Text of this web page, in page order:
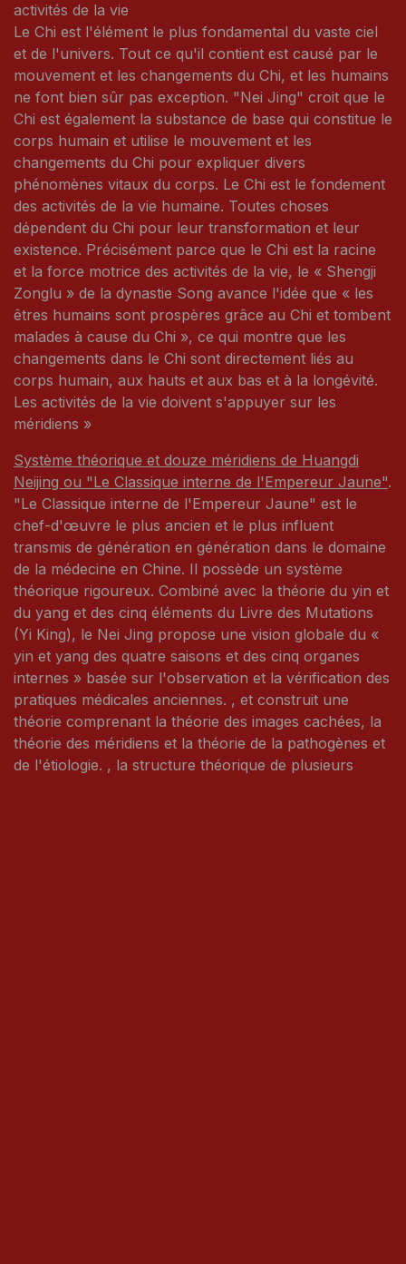
activités de la vie
Le Chi est l'élément le plus fondamental du vaste ciel
et de l'univers. Tout ce qu'il contient est causé par le
mouvement et les changements du Chi, et les humains
ne font bien sûr pas exception. "Nei Jing" croit que le
Chi est également la substance de base qui constitue le
corps humain et utilise le mouvement et les
changements du Chi pour expliquer divers
phénomènes vitaux du corps. Le Chi est le fondement
des activités de la vie humaine. Toutes choses
dépendent du Chi pour leur transformation et leur
existence. Précisément parce que le Chi est la racine
et la force motrice des activités de la vie, le « Shengji
Zonglu » de la dynastie Song avance l'idée que « les
êtres humains sont prospères grâce au Chi et tombent
malades à cause du Chi », ce qui montre que les
changements dans le Chi sont directement liés au
corps humain, aux hauts et aux bas et à la longévité.
Les activités de la vie doivent s'appuyer sur les
méridiens »
Système théorique et douze méridiens de Huangdi
Neijing ou "Le Classique interne de l'Empereur Jaune".
"Le Classique interne de l'Empereur Jaune" est le
chef-d'œuvre le plus ancien et le plus influent
transmis de génération en génération dans le domaine
de la médecine en Chine. Il possède un système
théorique rigoureux. Combiné avec la théorie du yin et
du yang et des cinq éléments du Livre des Mutations
(Yi King), le Nei Jing propose une vision globale du «
yin et yang des quatre saisons et des cinq organes
internes » basée sur l'observation et la vérification des
pratiques médicales anciennes. , et construit une
théorie comprenant la théorie des images cachées, la
théorie des méridiens et la théorie de la pathogènes et
de l'étiologie. , la structure théorique de plusieurs